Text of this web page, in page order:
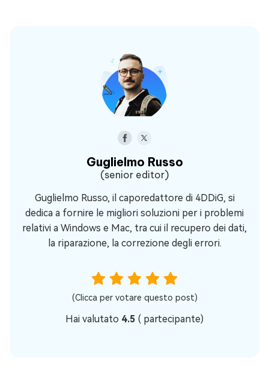
Guglielmo Russo
(senior editor)
Guglielmo Russo, il caporedattore di 4DDiG, si
dedica a fornire le migliori soluzioni per i problemi
relativi a Windows e Mac, tra cui il recupero dei dati,
la riparazione, la correzione degli errori.
(Clicca per votare questo post)
Hai valutato 4.5 ( partecipante)